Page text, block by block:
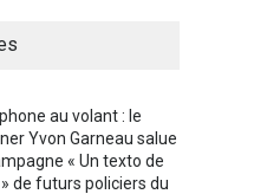
au volant : le
Yvon Garneau salue
« Un texto de
de futurs policiers du